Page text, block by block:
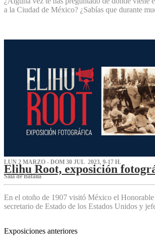
a la Ciudad de México? ¿Sabías que durante
LUN 2 MARZO - DOM 30 JUL 2023, 9-17 H.
Elihu Root, exposición
Sala de Batalla
En el otoño de 1907 visitó México el
secretario de Estado de los Estados Unidos y
Exposiciones anteriores